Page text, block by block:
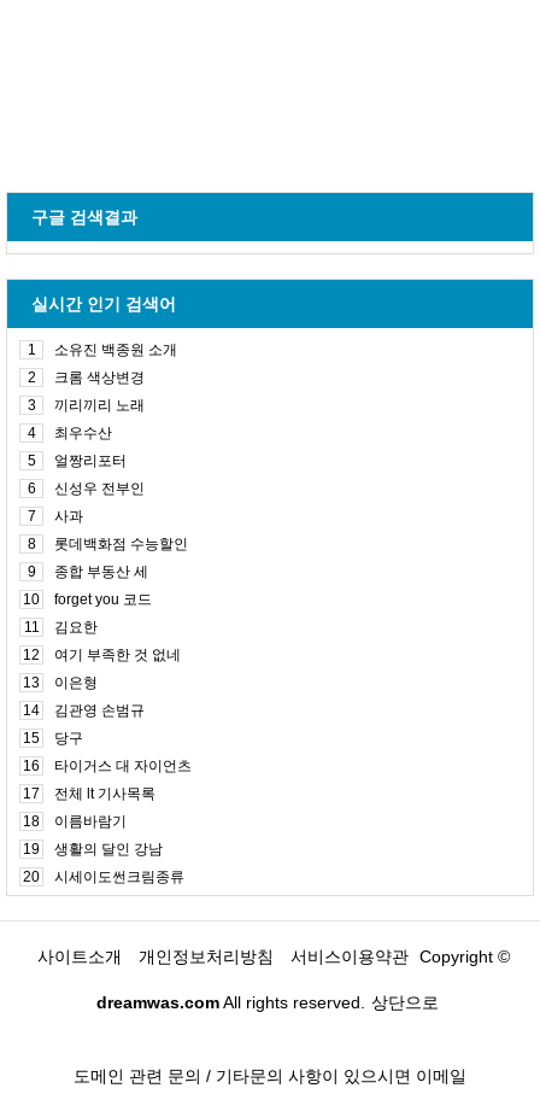
구글 검색결과
실시간 인기 검색어
1
소유진 백종원 소개
2
크롬 색상변경
3
끼리끼리 노래
4
최우수산
5
얼짱리포터
6
신성우 전부인
7
사과
8
롯데백화점 수능할인
9
종합 부동산 세
10
forget you 코드
11
김요한
12
여기 부족한 것 없네
13
이은형
14
김관영 손범규
15
당구
16
타이거스 대 자이언츠
17
전체 lt 기사목록
18
이름바람기
19
생활의 달인 강남
20
시세이도썬크림종류
사이트소개 개인정보처리방침 서비스이용약관 Copyright ©
dreamwas.comAll rights reserved. 상단으로
도메인 관련 문의 / 기타문의 사항이 있으시면 이메일